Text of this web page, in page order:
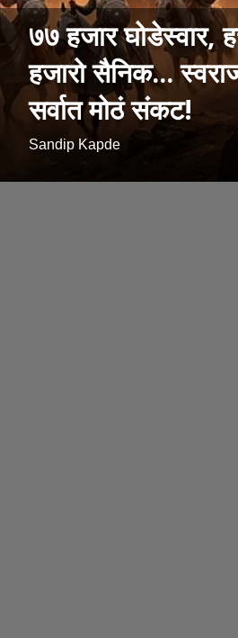
७७ हजार घोडेस्वार,
हजारो सैनिक...
सर्वात मोठं संकट!
Sandip Kapde